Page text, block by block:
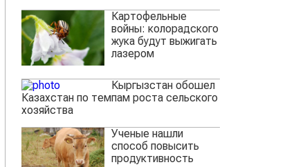
Картофельные
войны: колорадского
жука будут выжигать
лазером
Кыргызстан обошел
Казахстан по темпам роста сельского
хозяйства
Ученые нашли
способ повысить
продуктивность